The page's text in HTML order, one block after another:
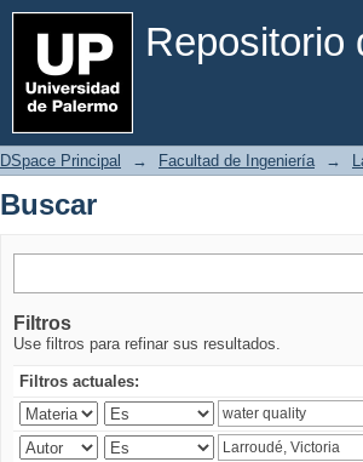
Repositorio
Buscar
DSpace Principal → Facultad de Ingeniería →
Buscar
Filtros
Use filtros para refinar sus resultados.
Filtros actuales: